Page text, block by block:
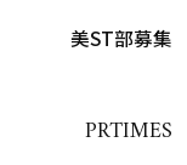
美ST部募集
PRTIMES